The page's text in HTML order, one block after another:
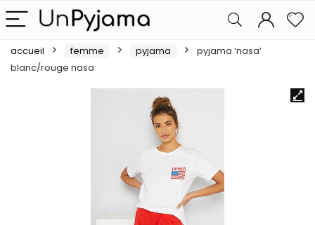
accueil femme pyjama
pyjama ‘nasa’
blanc/rouge nasa